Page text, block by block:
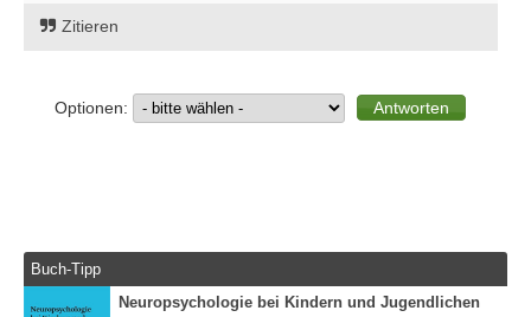
Zitieren
Optionen:
Buch-Tipp
Neuropsychologie bei Kindern und Jugendlichen